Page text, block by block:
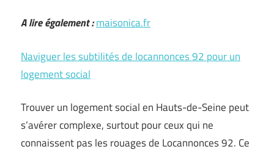
A lire également :maisonica.fr
Naviguer les subtilités de locannonces 92 pour un
logement social
Trouver un logement social en Hauts-de-Seine peut
s’avérer complexe, surtout pour ceux qui ne
connaissent pas les rouages de Locannonces 92. Ce